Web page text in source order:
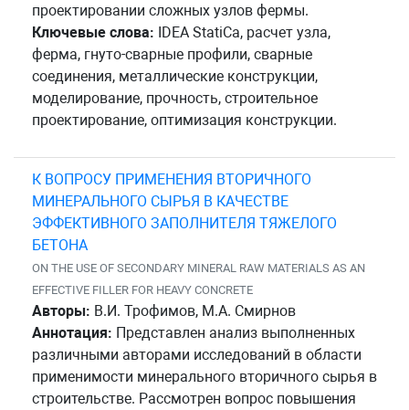
проектировании сложных узлов фермы.
Ключевые слова: IDEA StatiCa, расчет узла,
ферма, гнуто-сварные профили, сварные
соединения, металлические конструкции,
моделирование, прочность, строительное
проектирование, оптимизация конструкции.
К ВОПРОСУ ПРИМЕНЕНИЯ ВТОРИЧНОГО
МИНЕРАЛЬНОГО СЫРЬЯ В КАЧЕСТВЕ
ЭФФЕКТИВНОГО ЗАПОЛНИТЕЛЯ ТЯЖЕЛОГО
БЕТОНА
ON THE USE OF SECONDARY MINERAL RAW MATERIALS AS AN
EFFECTIVE FILLER FOR HEAVY CONCRETE
Авторы: В.И. Трофимов, М.А. Смирнов
Аннотация: Представлен анализ выполненных
различными авторами исследований в области
применимости минерального вторичного сырья в
строительстве. Рассмотрен вопрос повышения